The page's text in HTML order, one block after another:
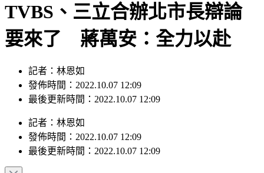
TVBS、三立合辦北市長辯論
要來了 蔣萬安：全力以赴
記者：林恩如
發佈時間：2022.10.07 12:09
最後更新時間：2022.10.07 12:09
記者 ： 林恩如
發佈時間： 2022.10.07 12:09
最後更新時間： 2022.10.07 12:09